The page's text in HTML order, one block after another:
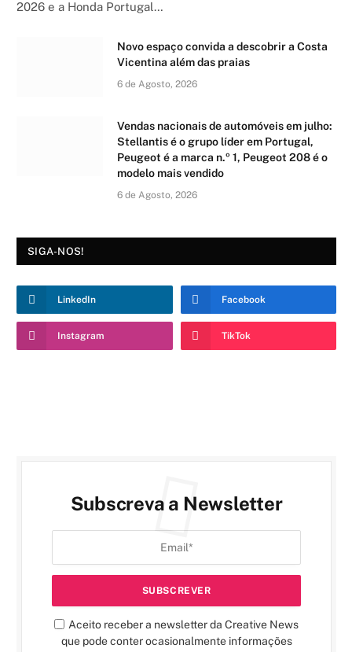
2026 e a Honda Portugal…
Novo espaço convida a descobrir a Costa
Vicentina além das praias
6 de Agosto, 2026
Vendas nacionais de automóveis em julho:
Stellantis é o grupo líder em Portugal,
Peugeot é a marca n.º 1, Peugeot 208 é o
modelo mais vendido
6 de Agosto, 2026
SIGA-NOS!
LinkedIn Facebook
Instagram TikTok
Subscreva a Newsletter
Aceito receber a newsletter da Creative News
que pode conter ocasionalmente informações